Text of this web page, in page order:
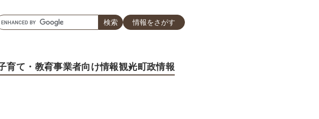
ー
情報をさがす
育て ・教育事業者向け情報観光町政情報